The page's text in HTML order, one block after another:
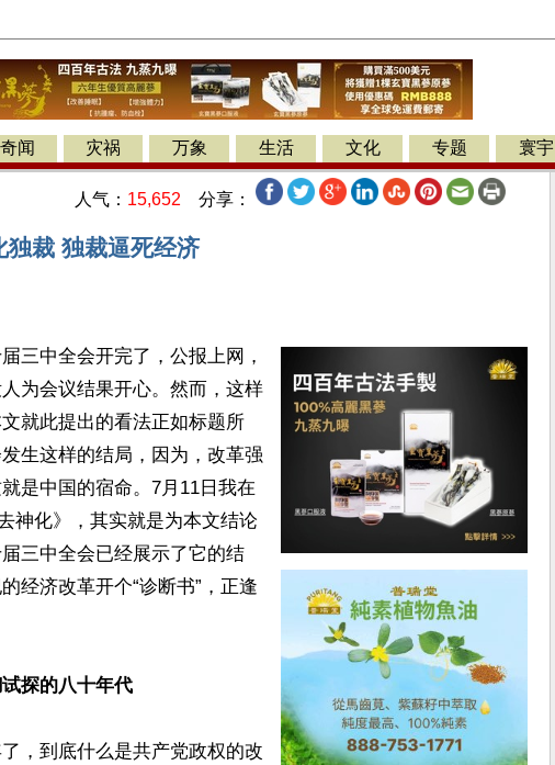
奇闻 灾祸 万象 生活 文化 专题 寰宇
人气： 15,652 分享：
裁 独裁逼死经济
三中全会开完了，公报上网，
为会议结果开心。然而，这样
就此提出的看法正如标题所
生这样的结局，因为，改革强
是中国的宿命。7月11日我在
神化》，其实就是为本文结论
三中全会已经展示了它的结
经济改革开个“诊断书”，正逢
探的八十年代
，到底什么是共产党政权的改